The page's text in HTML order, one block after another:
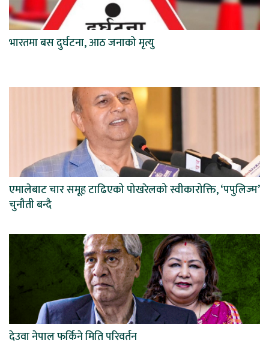
भारतमा बस दुर्घटना, आठ जनाको मृत्यु
एमालेबाट चार समूह टाढिएको पोखरेलको स्वीकारोक्ति, ‘पपुलिज्म’
चुनौती बन्दै
देउवा नेपाल फर्किने मिति परिवर्तन